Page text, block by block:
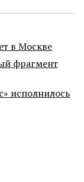
в Москве
фрагмент
исполнилось